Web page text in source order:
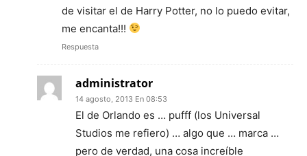
de visitar el de Harry Potter, no lo puedo evitar,
me encanta!!!
Respuesta
administrator
14 agosto, 2013 En 08:53
El de Orlando es … pufff (los Universal
Studios me refiero) … algo que … marca …
pero de verdad, una cosa increíble